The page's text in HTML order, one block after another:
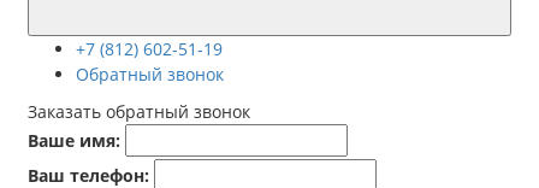
+7 (812) 602-51-19
Обратный звонок
Заказать обратный звонок
Ваше имя:
Ваш телефон: